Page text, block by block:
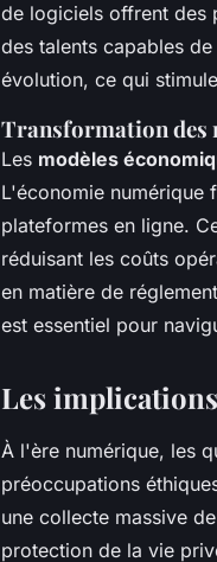
de logiciels offrent des
des talents capables
évolution, ce qui
Transformation des
Les modèles
L'économie numérique
plateformes en ligne.
réduisant les coûts
en matière de
est essentiel pour
Les
À l'ère numérique, les
préoccupations
une collecte massive
protection de la vie